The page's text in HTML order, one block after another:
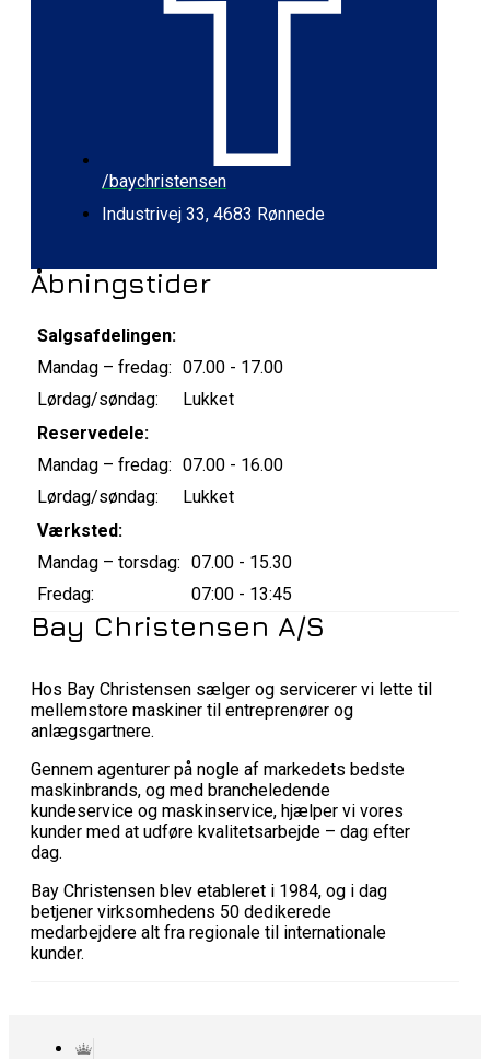
/baychristensen
Industrivej 33, 4683 Rønnede
Åbningstider
Salgsafdelingen:
Mandag – fredag: 07.00 - 17.00
Lørdag/søndag:
Lukket
Reservedele:
Mandag – fredag: 07.00 - 16.00
Lørdag/søndag:
Lukket
Værksted:
Mandag – torsdag: 07.00 - 15.30
Fredag:
07:00 - 13:45
Bay Christensen A/S
Hos Bay Christensen sælger og servicerer vi lette til
mellemstore maskiner til entreprenører og
anlægsgartnere.
Gennem agenturer på nogle af markedets bedste
maskinbrands, og med brancheledende
kundeservice og maskinservice, hjælper vi vores
kunder med at udføre kvalitetsarbejde – dag efter
dag.
Bay Christensen blev etableret i 1984, og i dag
betjener virksomhedens 50 dedikerede
medarbejdere alt fra regionale til internationale
kunder.